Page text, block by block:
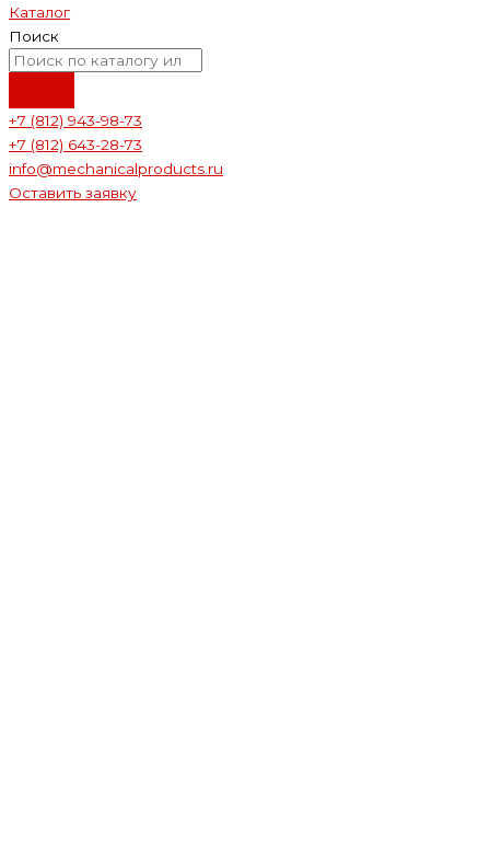
Каталог
Поиск
+7 (812) 943-98-73
+7 (812) 643-28-73
info@mechanicalproducts.ru
Оставить заявку